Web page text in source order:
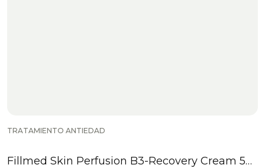
TRATAMIENTO ANTIEDAD
Fillmed Skin Perfusion B3-Recovery Cream 50